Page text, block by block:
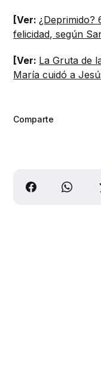
[Ver:¿Deprimido?
felicidad, según
[Ver: La Gruta de
María cuidó a
Comparte